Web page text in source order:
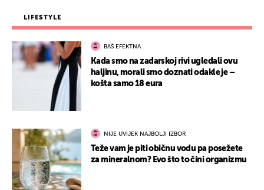
LIFESTYLE
BAŠ EFEKTNA
Kada smo na zadarskoj rivi ugledali ovu
haljinu, morali smo doznati odakle je –
košta samo 18 eura
NIJE UVIJEK NAJBOLJI IZBOR
Teže vam je piti običnu vodu pa posežete
za mineralnom? Evo što to čini organizmu